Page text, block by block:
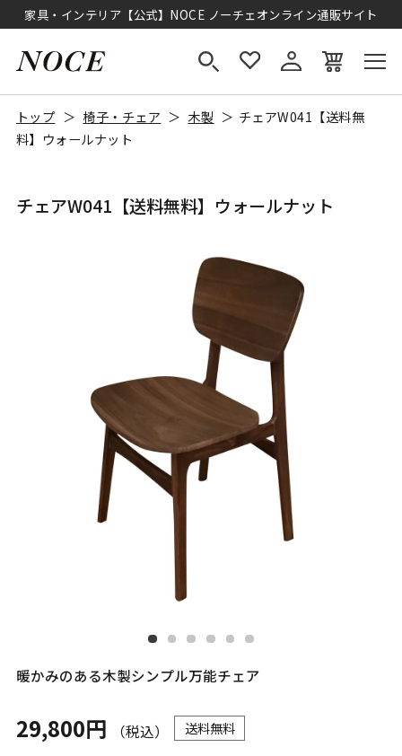
家具・インテリア【公式】NOCE ノーチェオンライン通販サイト
トップ 椅子・チェア 木製
チェアW041【送料無
料】ウォールナット
チェアW041【送料無料】ウォールナット
暖かみのある木製シンプル万能チェア
29,800円 （税込） 送料無料